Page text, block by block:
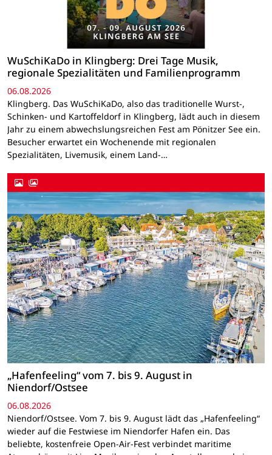
WuSchiKaDo in Klingberg: Drei Tage Musik,
regionale Spezialitäten und Familienprogramm
06.08.2026
Klingberg. Das WuSchiKaDo, also das traditionelle Wurst-,
Schinken- und Kartoffeldorf in Klingberg, lädt auch in diesem
Jahr zu einem abwechslungsreichen Fest am Pönitzer See ein.
Besucher erwartet ein Wochenende mit regionalen
Spezialitäten, Livemusik, einem Land-…
„Hafenfeeling“ vom 7. bis 9. August in
Niendorf/Ostsee
06.08.2026
Niendorf/Ostsee. Vom 7. bis 9. August lädt das „Hafenfeeling“
wieder auf die Festwiese im Niendorfer Hafen ein. Das
beliebte, kostenfreie Open-Air-Fest verbindet maritime